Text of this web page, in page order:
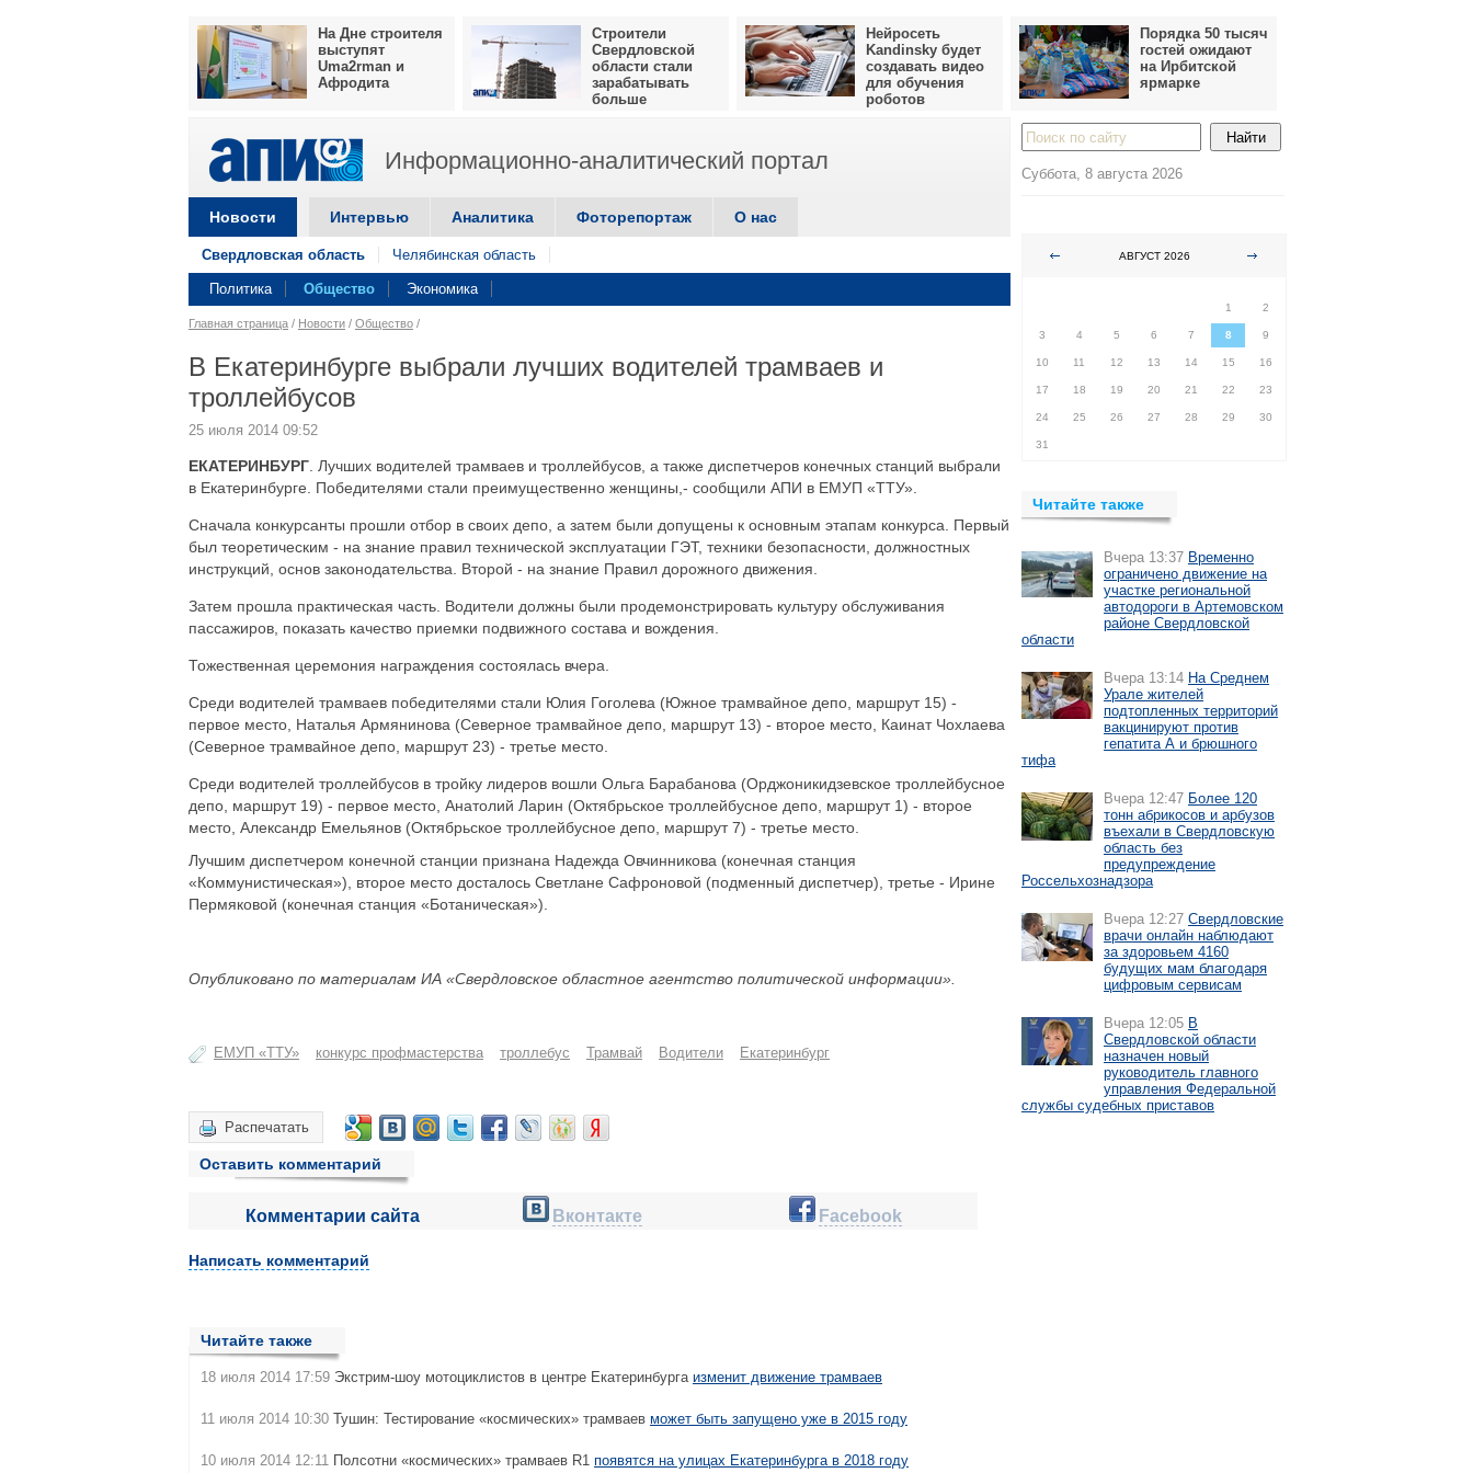
На Дне строителя
выступят
Uma2rman и
Афродита
Строители
Свердловской
области стали
зарабатывать
больше
Нейросеть
Kandinsky будет
создавать видео
для обучения
роботов
Порядка 50 тысяч
гостей ожидают
на Ирбитской
ярмарке
Информационно-аналитический портал
Новости Интервью Аналитика Фоторепортаж О нас
Свердловская область Челябинская область
Политика Общество Экономика
Главная страница / Новости / Общество /
В Екатеринбурге выбрали лучших водителей трамваев и
троллейбусов
25 июля 2014 09:52
ЕКАТЕРИНБУРГ . Лучших водителей трамваев и троллейбусов, а также диспетчеров конечных станций выбрали
в Екатеринбурге. Победителями стали преимущественно женщины,- сообщили АПИ в ЕМУП «ТТУ».
Сначала конкурсанты прошли отбор в своих депо, а затем были допущены к основным этапам конкурса. Первый
был теоретическим - на знание правил технической эксплуатации ГЭТ, техники безопасности, должностных
инструкций, основ законодательства. Второй - на знание Правил дорожного движения.
Затем прошла практическая часть. Водители должны были продемонстрировать культуру обслуживания
пассажиров, показать качество приемки подвижного состава и вождения.
Тожественная церемония награждения состоялась вчера.
Среди водителей трамваев победителями стали Юлия Гоголева (Южное трамвайное депо, маршрут 15) -
первое место, Наталья Армянинова (Северное трамвайное депо, маршрут 13) - второе место, Каинат Чохлаева
(Северное трамвайное депо, маршрут 23) - третье место.
Среди водителей троллейбусов в тройку лидеров вошли Ольга Барабанова (Орджоникидзевское троллейбусное
депо, маршрут 19) - первое место, Анатолий Ларин (Октябрьское троллейбусное депо, маршрут 1) - второе
место, Александр Емельянов (Октябрьское троллейбусное депо, маршрут 7) - третье место.
Лучшим диспетчером конечной станции признана Надежда Овчинникова (конечная станция
«Коммунистическая»), второе место досталось Светлане Сафроновой (подменный диспетчер), третье - Ирине
Пермяковой (конечная станция «Ботаническая»).
Опубликовано по материалам ИА «Свердловское областное агентство политической информации».
ЕМУП «ТТУ» конкурс профмастерства троллебус Трамвай Водители Екатеринбург
Распечатать
Оставить комментарий
Комментарии сайта Вконтакте Facebook
Написать комментарий
Читайте также
18 июля 2014 17:59 Экстрим-шоу мотоциклистов в центре Екатеринбурга изменит движение трамваев
11 июля 2014 10:30 Тушин: Тестирование «космических» трамваев может быть запущено уже в 2015 году
10 июля 2014 12:11 Полсотни «космических» трамваев R1 появятся на улицах Екатеринбурга в 2018 году
Суббота, 8 августа 2026
АВГУСТ 2026
1
2
3 4 5 6 7 8 9
10 11 12 13 14 15 16
17 18 19 20 21 22 23
24 25 26 27 28 29 30
31
Читайте также
Вчера 13:37 Временно
ограничено движение на
участке региональной
автодороги в Артемовском
районе Свердловской
области
Вчера 13:14 На Среднем
Урале жителей
подтопленных территорий
вакцинируют против
гепатита А и брюшного
тифа
Вчера 12:47 Более 120
тонн абрикосов и арбузов
въехали в Свердловскую
область без
предупреждение
Россельхознадзора
Вчера 12:27 Свердловские
врачи онлайн наблюдают
за здоровьем 4160
будущих мам благодаря
цифровым сервисам
Вчера 12:05 В
Свердловской области
назначен новый
руководитель главного
управления Федеральной
службы судебных приставов